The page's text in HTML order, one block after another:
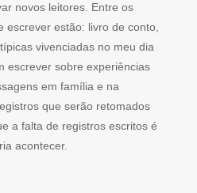
novos leitores. Entre os
escrever estão: livro de conto,
vivenciadas no meu dia
escrever sobre experiências
em família e na
que serão retomados
a falta de registros escritos é
acontecer.